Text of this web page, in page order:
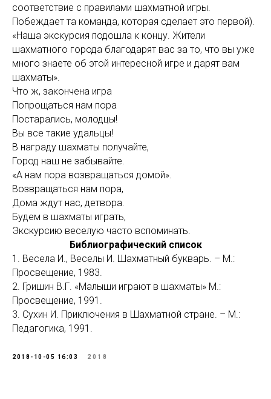
соответствие с правилами шахматной игры.
Побеждает та команда, которая сделает это первой).
«Наша экскурсия подошла к концу. Жители
шахматного города благодарят вас за то, что вы уже
много знаете об этой интересной игре и дарят вам
шахматы».
Что ж, закончена игра
Попрощаться нам пора
Постарались, молодцы!
Вы все такие удальцы!
В награду шахматы получайте,
Город наш не забывайте.
«А нам пора возвращаться домой».
Возвращаться нам пора,
Дома ждут нас, детвора.
Будем в шахматы играть,
Экскурсию веселую часто вспоминать.
Библиографический список
1. Весела И., Веселы И. Шахматный букварь. – М.:
Просвещение, 1983.
2. Гришин В.Г. «Малыши играют в шахматы» М.:
Просвещение, 1991.
3. Сухин И. Приключения в Шахматной стране. – М.:
Педагогика, 1991.
2018-10-05 16:03 2018